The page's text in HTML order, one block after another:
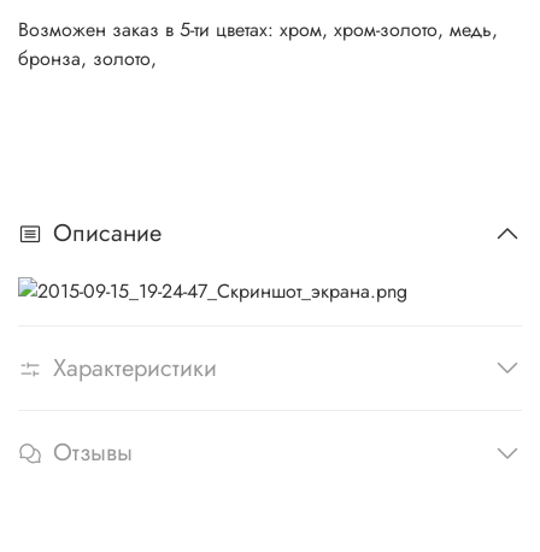
Возможен заказ в 5-ти цветах: хром, хром-золото, медь,
бронза, золото,
Описание
Характеристики
Отзывы